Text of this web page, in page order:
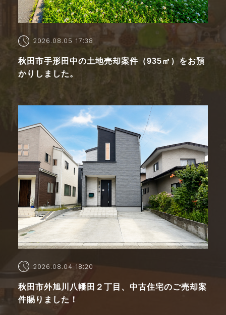
2026.08.05 17:38
秋田市手形田中の土地売却案件（935㎡）をお預
かりしました。
2026.08.04 18:20
秋田市外旭川八幡田２丁目、中古住宅のご売却案
件賜りました！